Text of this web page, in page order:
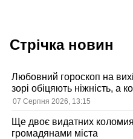
Стрічка новин
Любовний гороскоп на
зорі обіцяють ніжність,
07 Серпня 2026, 13:15
Ще двоє видатних
громадянами міста